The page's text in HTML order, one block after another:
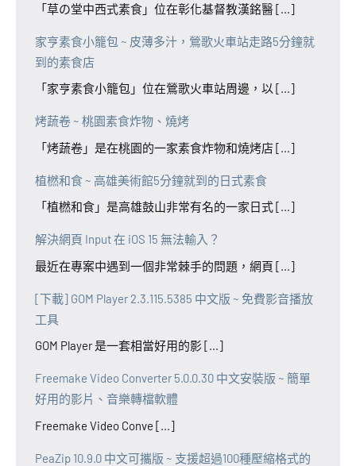
「草の堂中西式素食」位在彰化基督教漢銘醫 [...]
家亨素食小籠包 ~ 皮薄多汁，鶯歌火車站走路5分鐘就
到的素食店
「家亨素食小籠包」位在鶯歌火車站周邊，以 [...]
烤蔬卷 ~ 桃園素食炸物、燒烤
「烤蔬卷」是在桃園的一家素食炸物和燒烤店 [...]
植橪和食 ~ 高雄美術館5分鐘就到的日式素食
「植橪和食」是高雄鼓山非常有名的一家日式 [...]
解決網頁 Input 在 iOS 15 無法輸入？
最近在專案中遇到一個非常棘手的問題，網頁 [...]
[下載] GOM Player 2.3.115.5385 中文版 ~ 免費影音播放
工具
GOM Player 是一套相當好用的影 [...]
Freemake Video Converter 5.0.0.30 中文安裝版 ~ 簡單
好用的影片、音樂轉檔軟體
Freemake Video Conve [...]
PeaZip 10.9.0 中文可攜版 ~ 支援超過100種壓縮格式的